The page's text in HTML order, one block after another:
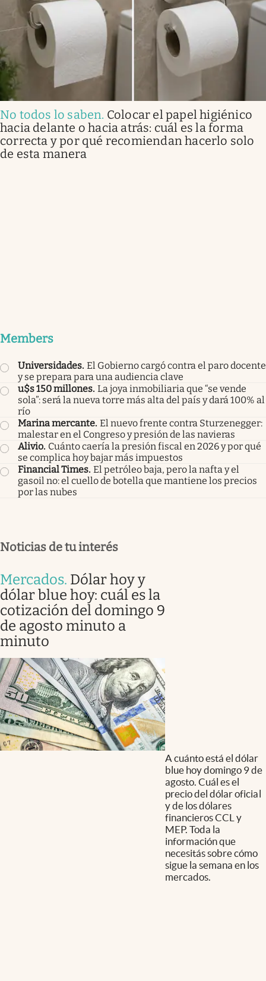
No todos lo saben. Colocar el papel higiénico
hacia delante o hacia atrás: cuál es la forma
correcta y por qué recomiendan hacerlo solo
de esta manera
Members
Universidades. El Gobierno cargó contra el paro docente
y se prepara para una audiencia clave
u$s 150 millones. La joya inmobiliaria que “se vende
sola”: será la nueva torre más alta del país y dará 100% al
río
Marina mercante. El nuevo frente contra Sturzenegger:
malestar en el Congreso y presión de las navieras
Alivio. Cuánto caería la presión fiscal en 2026 y por qué
se complica hoy bajar más impuestos
Financial Times. El petróleo baja, pero la nafta y el
gasoil no: el cuello de botella que mantiene los precios
por las nubes
Noticias de tu interés
Mercados. Dólar hoy y
dólar blue hoy: cuál es la
cotización del domingo 9
de agosto minuto a
minuto
A cuánto está el dólar
blue hoy domingo 9 de
agosto. Cuál es el
precio del dólar oficial
y de los dólares
financieros CCL y
MEP. Toda la
información que
necesitás sobre cómo
sigue la semana en los
mercados.